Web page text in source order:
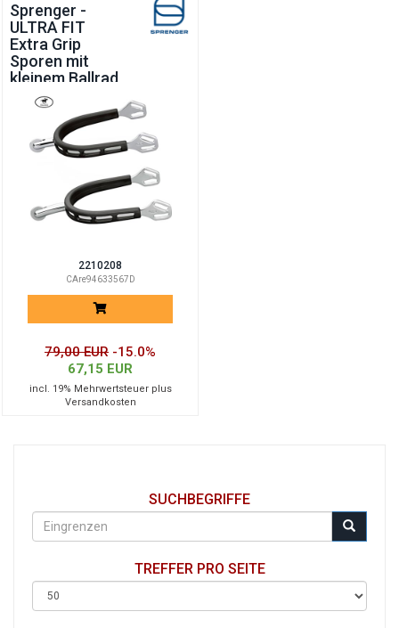
Sprenger -
ULTRA FIT
Extra Grip
Sporen mit
kleinem Ballrad
2210208
CAre94633567D
79,00 EUR -15.0%
67,15 EUR
incl. 19% Mehrwertsteuer plus
Versandkosten
SUCHBEGRIFFE
TREFFER PRO SEITE